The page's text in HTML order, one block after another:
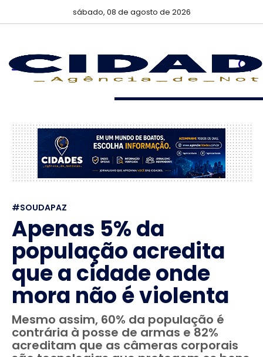
sábado, 08 de agosto de 2026
#SOUDAPAZ
Apenas 5% da
população acredita
que a cidade onde
mora não é violenta
Mesmo assim, 60% da população é
contrária à posse de armas e 82%
acreditam que as câmeras corporais